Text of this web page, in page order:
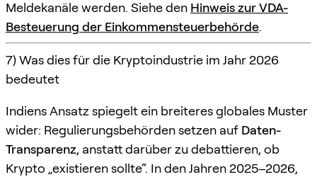
Meldekanäle werden. Siehe den Hinweis zur VDA-
Besteuerung der Einkommensteuerbehörde.
7) Was dies für die Kryptoindustrie im Jahr 2026
bedeutet
Indiens Ansatz spiegelt ein breiteres globales Muster
wider: Regulierungsbehörden setzen auf Daten-
Transparenz, anstatt darüber zu debattieren, ob
Krypto „existieren sollte“. In den Jahren 2025–2026,